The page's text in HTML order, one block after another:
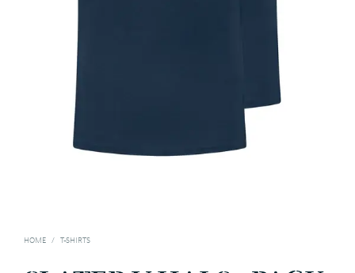
HOME / T-SHIRTS